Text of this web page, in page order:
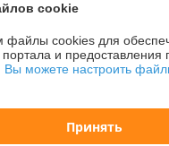
номер ЕГР: 193380526
орган: Минский горисполлком
cookie
файлы cookies для
портала и предоставления
Вы можете настроить
Принять